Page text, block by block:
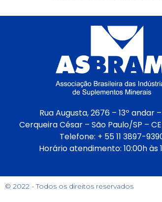
Rua Augusta, 2676 – 13º andar –
Cerqueira César – São Paulo/SP –
Telefone: + 55 11 3897-
Horário atendimento: 10:00h às
© 2022 - Todos os direitos reservados